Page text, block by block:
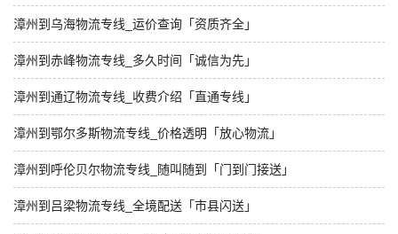
漳州到乌海物流专线_运价查询「资质齐全」
漳州到赤峰物流专线_多久时间「诚信为先」
漳州到通辽物流专线_收费介绍「直通专线」
漳州到鄂尔多斯物流专线_价格透明「放心物流」
漳州到呼伦贝尔物流专线_随叫随到「门到门接送」
漳州到吕梁物流专线_全境配送「市县闪送」